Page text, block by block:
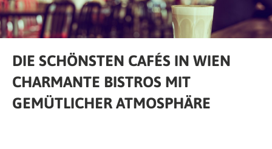
DIE SCHÖNSTEN CAFÉS IN WIEN
CHARMANTE BISTROS MIT
GEMÜTLICHER ATMOSPHÄRE